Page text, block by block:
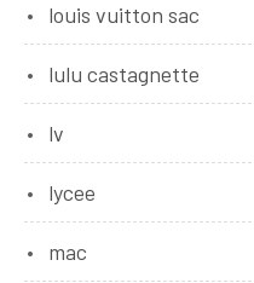
louis vuitton sac
lulu castagnette
lv
lycee
mac